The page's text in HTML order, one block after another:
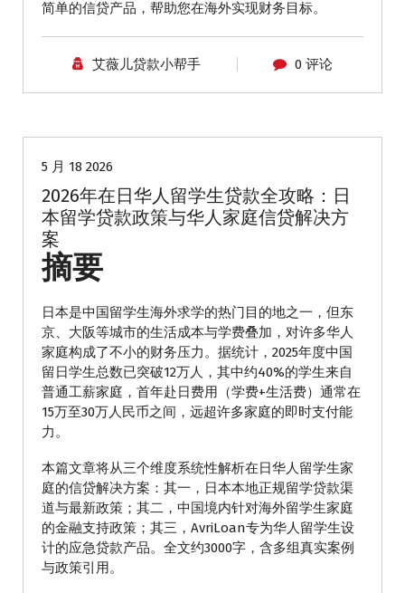
简单的信贷产品，帮助您在海外实现财务目标。
艾薇儿贷款小帮手 0 评论
5 月 18 2026
2026年在日华人留学生贷款全攻略：日
本留学贷款政策与华人家庭信贷解决方
案
摘要
日本是中国留学生海外求学的热门目的地之一，但东
京、大阪等城市的生活成本与学费叠加，对许多华人
家庭构成了不小的财务压力。据统计，2025年度中国
留日学生总数已突破12万人，其中约40%的学生来自
普通工薪家庭，首年赴日费用（学费+生活费）通常在
15万至30万人民币之间，远超许多家庭的即时支付能
力。
本篇文章将从三个维度系统性解析在日华人留学生家
庭的信贷解决方案：其一，日本本地正规留学贷款渠
道与最新政策；其二，中国境内针对海外留学生家庭
的金融支持政策；其三，AvriLoan专为华人留学生设
计的应急贷款产品。全文约3000字，含多组真实案例
与政策引用。